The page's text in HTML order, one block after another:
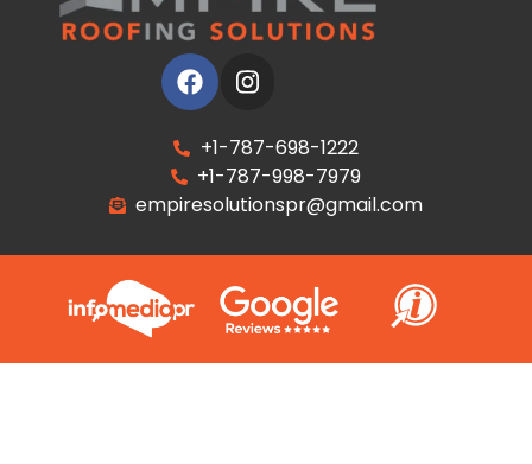
+1-787-698-1222
+1-787-998-7979
empiresolutionspr@gmail.com